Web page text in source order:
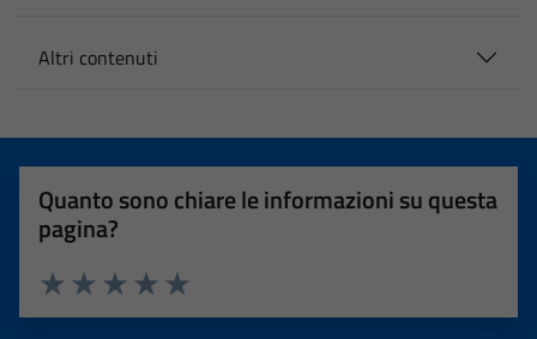
Altri contenuti
Quanto sono chiare le informazioni su questa
pagina?
Valuta 5 stelle su 5
Valuta 4 stelle su 5
Valuta 3 stelle su 5
Valuta 2 stelle su 5
Valuta 1 stelle su 5